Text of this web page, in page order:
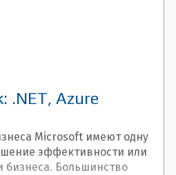
.NET, Azure
Microsoft имеют одну
эффективности или
бизнеса. Большинство